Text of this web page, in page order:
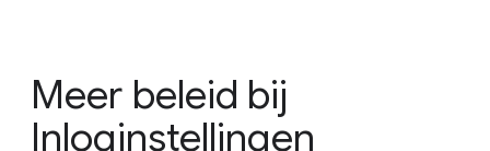
Meer beleid bij
Inloginstellingen